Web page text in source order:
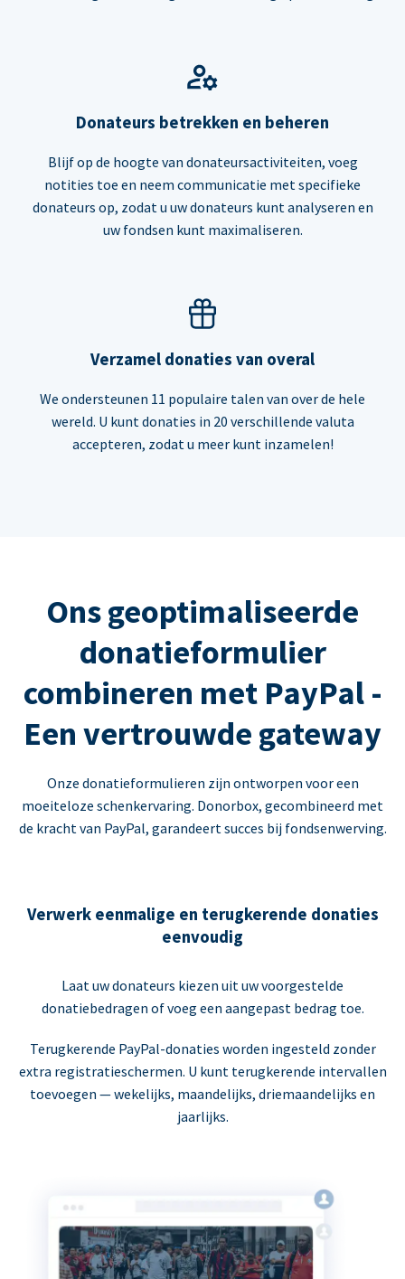
Donateurs betrekken en beheren
Blijf op de hoogte van donateursactiviteiten, voeg
notities toe en neem communicatie met specifieke
donateurs op, zodat u uw donateurs kunt analyseren en
uw fondsen kunt maximaliseren.
Verzamel donaties van overal
We ondersteunen 11 populaire talen van over de hele
wereld. U kunt donaties in 20 verschillende valuta
accepteren, zodat u meer kunt inzamelen!
Ons geoptimaliseerde
donatieformulier
combineren met PayPal -
Een vertrouwde gateway
Onze donatieformulieren zijn ontworpen voor een
moeiteloze schenkervaring. Donorbox, gecombineerd met
de kracht van PayPal, garandeert succes bij fondsenwerving.
Verwerk eenmalige en terugkerende donaties
eenvoudig
Laat uw donateurs kiezen uit uw voorgestelde
donatiebedragen of voeg een aangepast bedrag toe.
Terugkerende PayPal-donaties worden ingesteld zonder
extra registratieschermen. U kunt terugkerende intervallen
toevoegen — wekelijks, maandelijks, driemaandelijks en
jaarlijks.